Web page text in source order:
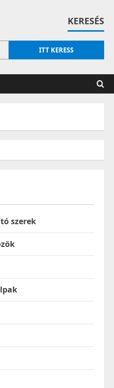
KERESÉS
ITT KERESS
szerek